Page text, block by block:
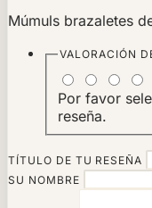
Múmuls brazaletes
VALORACIÓN
Por favor
reseña.
TÍTULO DE TU RESEÑA
SU NOMBRE